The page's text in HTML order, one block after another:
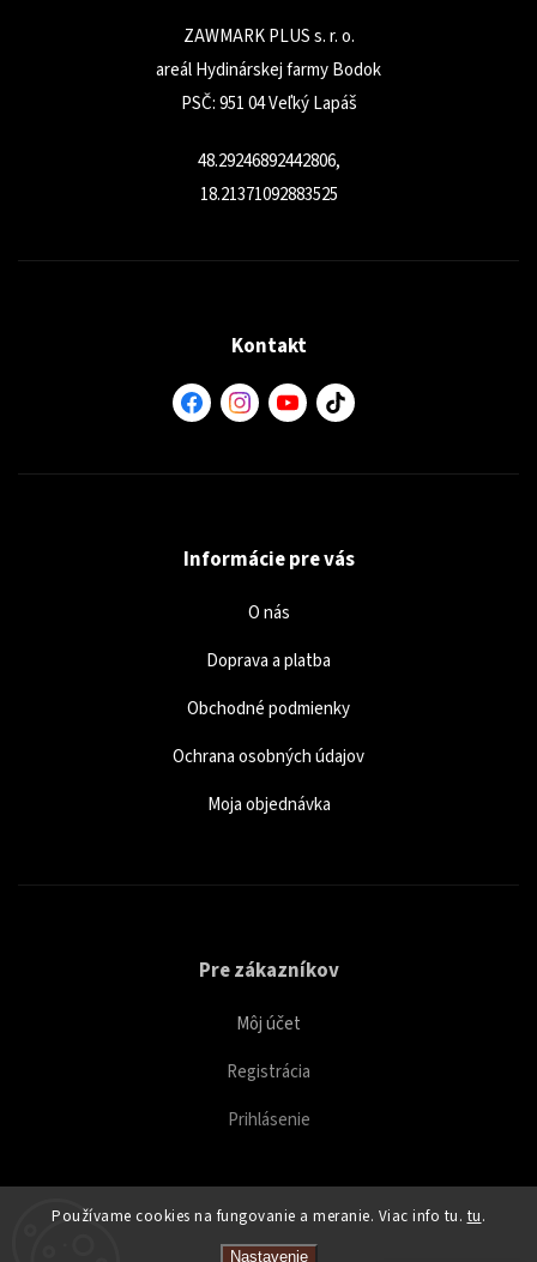
Používame cookies na fungovanie a meranie. Viac info tu. tu.
Nastavenie
ZAWMARK PLUS s. r. o.
areál Hydinárskej farmy Bodok
PSČ: 951 04 Veľký Lapáš
48.29246892442806,
18.21371092883525
Kontakt
Informácie pre vás
O nás
Doprava a platba
Obchodné podmienky
Ochrana osobných údajov
Moja objednávka
Pre zákazníkov
Môj účet
Registrácia
Prihlásenie
Caffeitaliano. Všetky práva vyhradené.